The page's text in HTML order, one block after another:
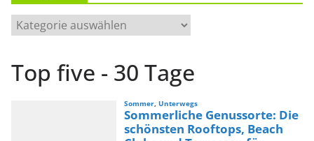
a
Top five - 30 Tage